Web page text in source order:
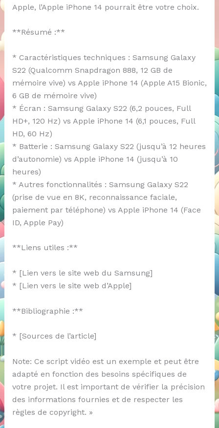
Apple, l’Apple iPhone 14 pourrait être votre choix.
**Résumé :**
* Caractéristiques techniques : Samsung Galaxy
S22 (Qualcomm Snapdragon 888, 12 GB de
mémoire vive) vs Apple iPhone 14 (Apple A15 Bionic,
6 GB de mémoire vive)
* Écran : Samsung Galaxy S22 (6,2 pouces, Full
HD+, 120 Hz) vs Apple iPhone 14 (6,1 pouces, Full
HD, 60 Hz)
* Batterie : Samsung Galaxy S22 (jusqu’à 12 heures
d’autonomie) vs Apple iPhone 14 (jusqu’à 10
heures)
* Autres fonctionnalités : Samsung Galaxy S22
(prise de vue en 8K, reconnaissance faciale,
paiement par téléphone) vs Apple iPhone 14 (Face
ID, Apple Pay)
**Liens utiles :**
* [Lien vers le site web du Samsung]
* [Lien vers le site web d’Apple]
**Bibliographie :**
* [Sources de l’article]
Note: Ce script vidéo est un exemple et peut être
adapté en fonction des besoins spécifiques de
votre projet. Il est important de vérifier la précision
des informations fournies et de respecter les
règles de copyright. »